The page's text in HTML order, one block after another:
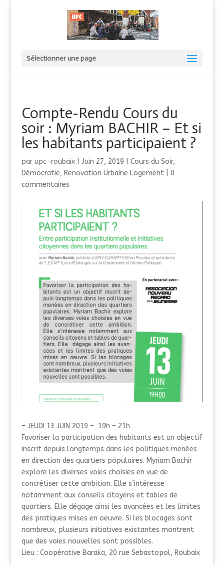
Sélectionner une page
Compte-Rendu Cours du
soir : Myriam BACHIR – Et si
les habitants participaient ?
par upc-roubaix| Juin 27, 2019 Cours du Soir,
Démocratie, Renovation Urbaine Logement| 0
commentaires
– JEUDI 13 JUIN 2019 – 19h – 21h
Favoriser la participation des habitants est un objectif
inscrit depuis longtemps dans les politiques menées
en direction des quartiers populaires. Myriam Bachir
explore les diverses voies choisies en vue de
concrétiser cette ambition. Elle s’intéresse
notamment aux conseils citoyens et tables de
quartiers. Elle dégage ainsi les avancées et les limites
des pratiques mises en oeuvre. Si les blocages sont
nombreux, plusieurs initiatives existantes montrent
que des voies nouvelles sont possibles.
Lieu : Coopérative Baraka, 20 rue Sebastopol, Roubaix